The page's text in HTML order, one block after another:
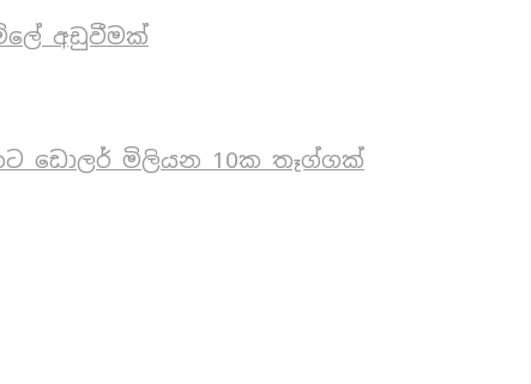
අඩුවීමක්
ඩොලර් මිලියන 10ක තෑග්ගක්